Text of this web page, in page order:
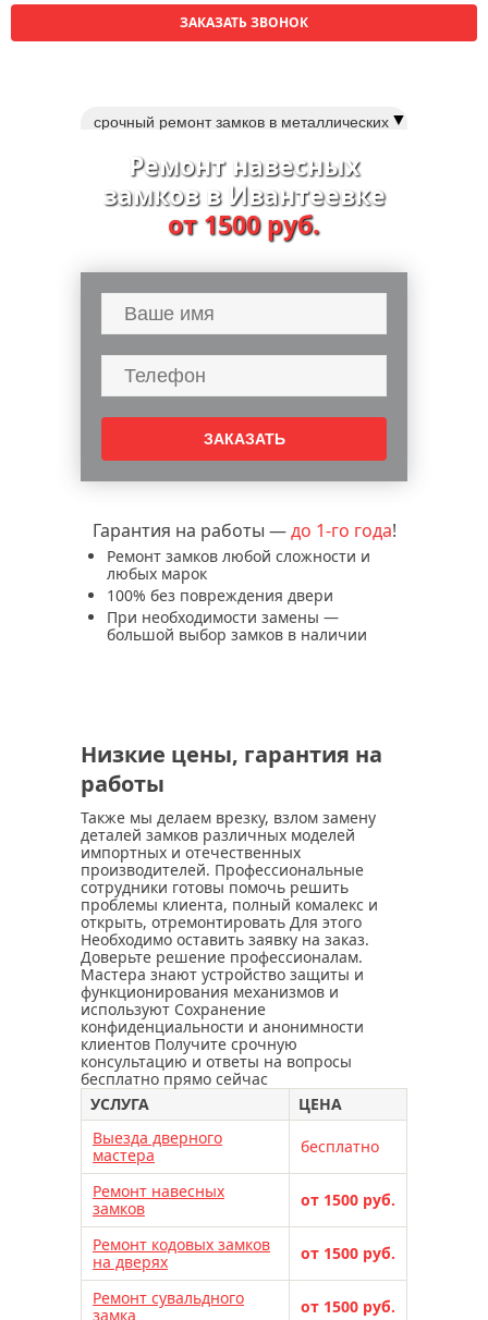
ЗАКАЗАТЬ ЗВОНОК
срочный ремонт замков в металлических
мастер по ремонту замков дверей
срочный ремонт дверных замков
ремонт и замена замка fuaro (фуаро)
замена личинки замка двери
замена замка в китайской двери
установка дополнительного замка в
дверь
перекодировка замка входной двери
служба аварийного вскрытия замков и
дверей
врезка замка в металлическую дверь
замена ручки дверного замка
замена дверных замков
установка дверных замков
замена входного замка
вскрытие и замена замков эльбор
вскрытие и замена замков kale
вскрытие и замена замков iseo
вскрытие и замена замка apecs
вскрытие и замена замков masterlock
вскрытие и замена замков класс
вскрытие и замена замков сам
монтаж замков – прерогатива
специалистов
починить замок может только мастер
перекодировка замка cisa
перекодировка замков
габаритные чертежи замков
немного о замках
ремонт ручек входной двери
ремонт входной металлической двери
мастер по ремонту входной двери
ремонт входных дверей в москве
▼
Ремонт навесных
замков в Ивантеевке
от 1500 руб.
Гарантия на работы —до 1-го года!
Ремонт замков любой сложности и
любых марок
100% без повреждения двери
При необходимости замены —
большой выбор замков в наличии
Низкие цены, гарантия на
работы
Также мы делаем врезку, взлом замену
деталей замков различных моделей
импортных и отечественных
производителей. Профессиональные
сотрудники готовы помочь решить
проблемы клиента, полный комалекс и
открыть, отремонтировать Для этого
Необходимо оставить заявку на заказ.
Доверьте решение профессионалам.
Мастера знают устройство защиты и
функционирования механизмов и
используют Сохранение
конфиденциальности и анонимности
клиентов Получите срочную
консультацию и ответы на вопросы
бесплатно прямо сейчас
УСЛУГА
ЦЕНА
Выезда дверного
мастера
бесплатно
Ремонт навесных
замков
от 1500 руб.
Ремонт кодовых замков
на дверях
от 1500 руб.
Ремонт сувальдного
замка
от 1500 руб.